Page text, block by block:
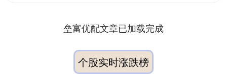
垒富优配文章已加载完成
个股实时涨跌榜